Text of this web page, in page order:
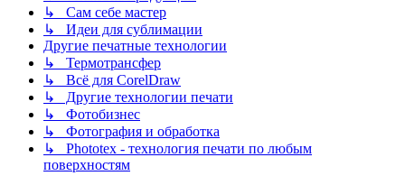
↳ Сам себе мастер
↳ Идеи для сублимации
Другие печатные технологии
↳ Термотрансфер
↳ Всё для CorelDraw
↳ Другие технологии печати
↳ Фотобизнес
↳ Фотография и обработка
↳ Phototex - технология печати по любым
поверхностям